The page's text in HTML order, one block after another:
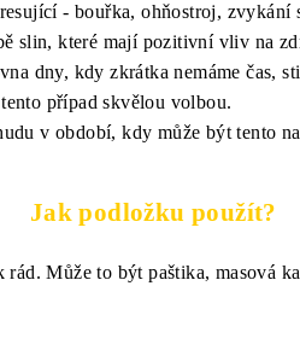
- bouřka, ohňostroj, zvykání
slin, které mají pozitivní vliv na
dny, kdy zkrátka nemáme čas,
případ skvělou volbou.
v období, kdy může být tento
Jak podložku použít?
Může to být paštika, masová